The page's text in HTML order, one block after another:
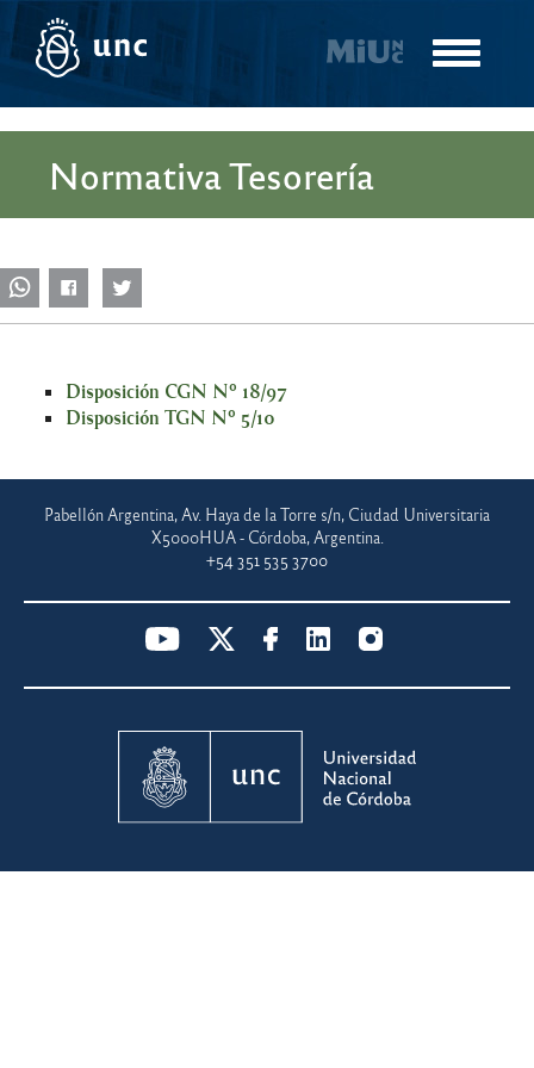
Pasar
contenido
Toggle
Normativa Tesorería
Disposición CGN Nº 18/97
Disposición TGN Nº 5/10
Pabellón Argentina, Av. Haya de la Torre s/n, Ciudad Universitaria
X5000HUA - Córdoba, Argentina.
+54 351 535 3700